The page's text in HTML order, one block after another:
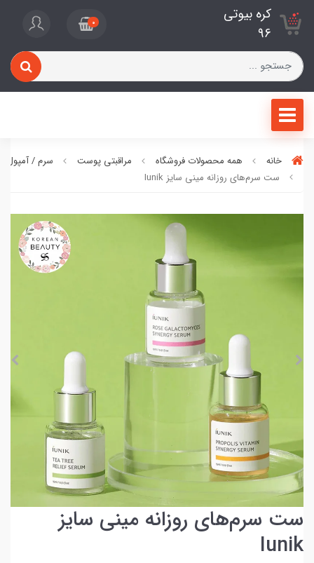
کره بیوتی
96
0
خانه همه محصولات فروشگاه مراقبتی پوست
سرم / آمپول
ست سرم‌های روزانه مینی سایز Iunik
ست سرم‌های روزانه مینی سایز
Iunik